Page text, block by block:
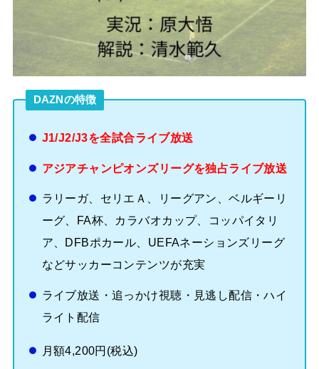
DAZNの特徴
J1/J2/J3を全試合ライブ放送
アジアチャンピオンズリーグを独占ライブ放送
ラリーガ、セリエＡ、リーグアン、ベルギーリ
ーグ、FA杯、カラバオカップ、コッパイタリ
ア、DFBポカール、UEFAネーションズリーグ
などサッカーコンテンツが充実
ライブ放送・追っかけ視聴・見逃し配信・ハイ
ライト配信
月額4,200円(税込)